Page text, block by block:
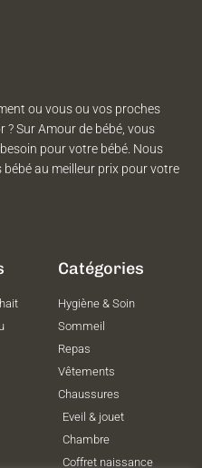
ou vous ou vos proches
? Sur Amour de bébé, vous
pour votre bébé. Nous
au meilleur prix pour votre
Catégories
Hygiène & Soin
Sommeil
Repas
Vêtements
Chaussures
Eveil & jouet
Chambre
Coffret naissance